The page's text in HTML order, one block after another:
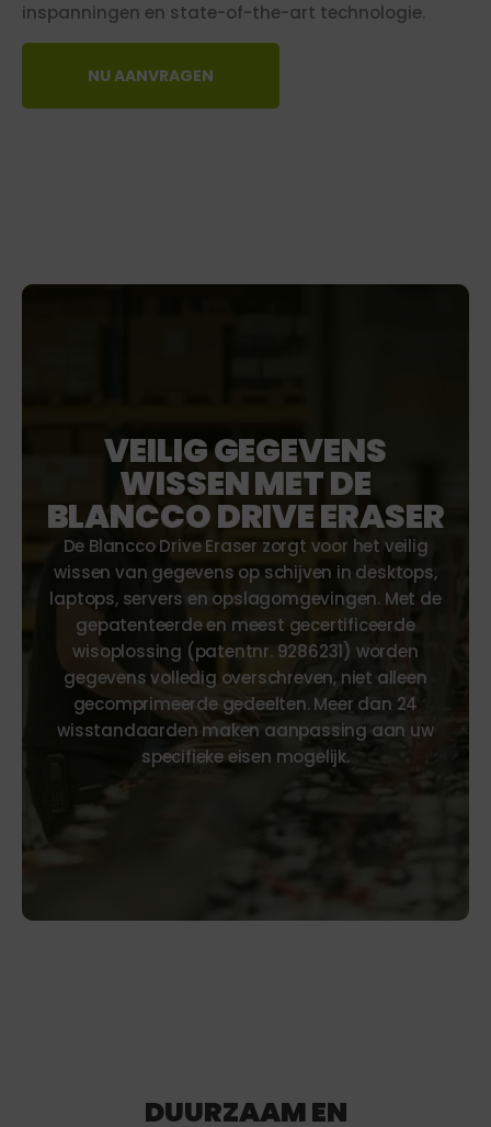
inspanningen en state-of-the-art technologie.
NU AANVRAGEN
VEILIG GEGEVENS
WISSEN MET DE
BLANCCO DRIVE ERASER
De Blancco Drive Eraser zorgt voor het veilig
wissen van gegevens op schijven in desktops,
laptops, servers en opslagomgevingen. Met de
gepatenteerde en meest gecertificeerde
wisoplossing (patentnr. 9286231) worden
gegevens volledig overschreven, niet alleen
gecomprimeerde gedeelten. Meer dan 24
wisstandaarden maken aanpassing aan uw
specifieke eisen mogelijk.
DUURZAAM EN